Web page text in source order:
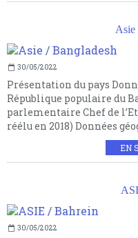
Asie
30/05/2022
Présentation du pays
République populaire du
parlementaire Chef de
réélu en 2018) Données
EN
30/05/2022